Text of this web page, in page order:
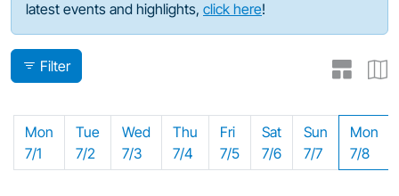
latest events and highlights, click here!
Filter
Mon
7/1
Tue
7/2
Wed
7/3
Thu
7/4
Fri
7/5
Sat
7/6
Sun
7/7
Mon
7/8